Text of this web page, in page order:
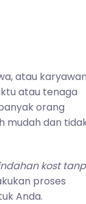
atau karyawan
atau tenaga
orang
mudah dan
kost
proses
Anda.